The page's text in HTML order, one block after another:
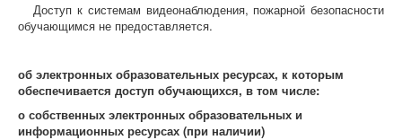
Доступ к системам видеонаблюдения, пожарной безопасности
обучающимся не предоставляется.
об электронных образовательных ресурсах, к которым
обеспечивается доступ обучающихся, в том числе:
о собственных электронных образовательных и
информационных ресурсах (при наличии)